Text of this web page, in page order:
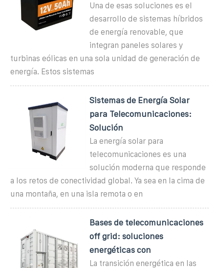
Una de esas soluciones es el
desarrollo de sistemas híbridos
de energía renovable, que
integran paneles solares y
turbinas eólicas en una sola unidad de generación de
energía. Estos sistemas
Sistemas de Energía Solar
para Telecomunicaciones:
Solución
La energía solar para
telecomunicaciones es una
solución moderna que responde
a los retos de conectividad global. Ya sea en la cima de
una montaña, en una isla remota o en
Bases de telecomunicaciones
off grid: soluciones
energéticas con
La transición energética en las